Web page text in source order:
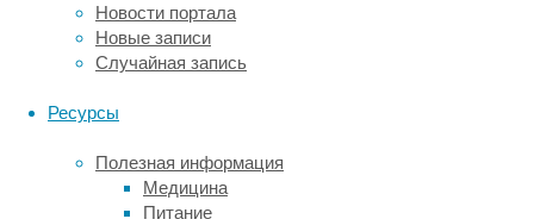
Новости портала
Новые записи
Случайная запись
Ресурсы
Полезная информация
Медицина
Питание
или
клеток
для
в
роговицы,
однако